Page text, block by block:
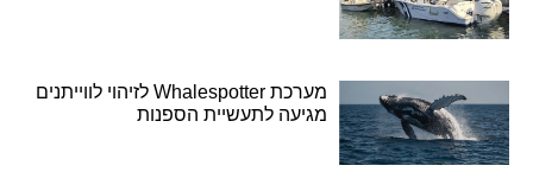
מערכת Whalespotter לזיהוי לווייתנים
מגיעה לתעשיית הספנות